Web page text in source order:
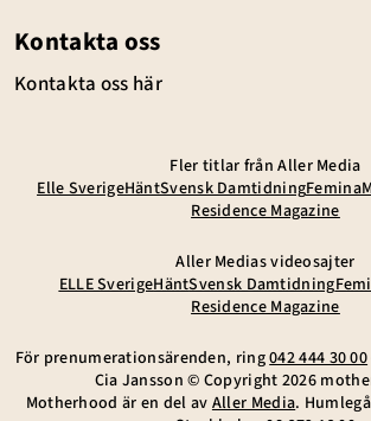
Kontakta oss
Kontakta oss här
Fler titlar från Aller Media
Elle SverigeHäntSvensk DamtidningFemina
Residence Magazine
Aller Medias videosajter
ELLE SverigeHäntSvensk Damtidning
Residence Magazine
För prenumerationsärenden, ring042 444 30 00
Cia Jansson © Copyright 2026
Motherhood är en del avAller Media.